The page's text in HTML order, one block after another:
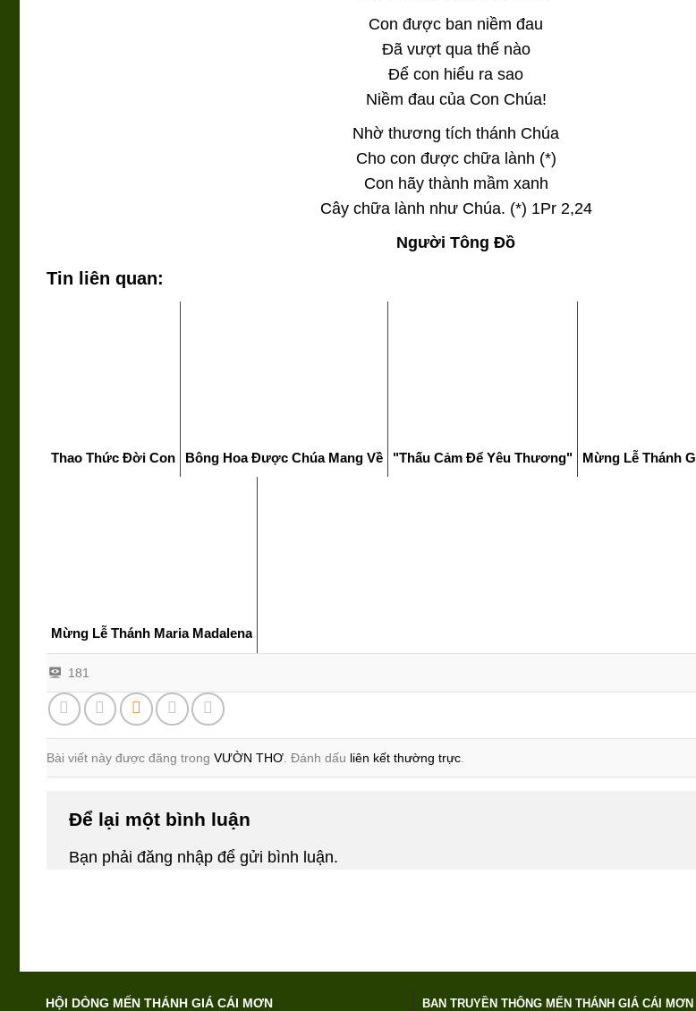
Con được ban niềm đau
Đã vượt qua thế nào
Để con hiểu ra sao
Niềm đau của Con Chúa!
Nhờ thương tích thánh Chúa
Cho con được chữa lành (*)
Con hãy thành mầm xanh
Cây chữa lành như Chúa. (*) 1Pr 2,24
Người Tông Đồ
Tin liên quan:
Thao Thức Đời Con Bông Hoa Được Chúa Mang Về "Thấu Cảm Để Yêu Thương" Mừng Lễ Thánh
Mừng Lễ Thánh Maria Madalena
181
Bài viết này được đăng trong VƯỜN THƠ. Đánh dấu liên kết thường trực.
Để lại một bình luận
Bạn phải đăng nhập để gửi bình luận.
HỘI DÒNG MẾN THÁNH GIÁ CÁI MƠN BAN TRUYỀN THÔNG MẾN THÁNH GIÁ CÁI MƠN